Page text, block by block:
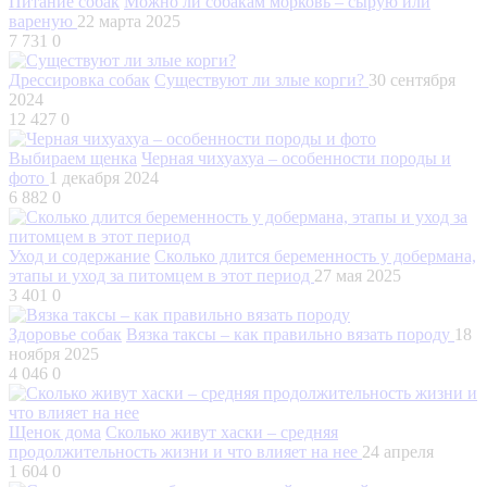
вареную 22 марта 2025
7 731 0
Дрессировка собак Существуют ли злые корги? 30 сентября
2024
12 427 0
Выбираем щенка Черная чихуахуа – особенности породы и
фото 1 декабря 2024
6 882 0
Уход и содержание Сколько длится беременность у добермана,
этапы и уход за питомцем в этот период 27 мая 2025
3 401 0
Здоровье собак Вязка таксы – как правильно вязать породу 18
ноября 2025
4 046 0
Щенок дома Сколько живут хаски – средняя
продолжительность жизни и что влияет на нее 24 апреля
1 604 0